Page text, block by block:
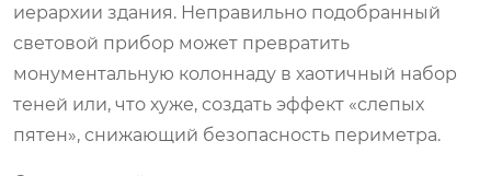
иерархии здания. Неправильно подобранный
световой прибор может превратить
монументальную колоннаду в хаотичный набор
теней или, что хуже, создать эффект «слепых
пятен», снижающий безопасность периметра.